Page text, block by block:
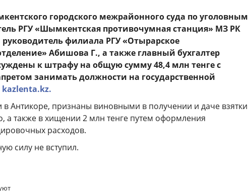
городского межрайонного суда по уголовным
РГУ «Шымкентская противочумная станция» МЗ РК
филиала РГУ «Отырарское
Абишова Г., а также главный бухгалтер
к штрафу на общую сумму 48,4 млн тенге с
занимать должности на государственной
kazlenta.kz.
Антикоре, признаны виновными в получении и даче взятки
а также в хищении 2 млн тенге путем оформления
расходов.
силу не вступил.